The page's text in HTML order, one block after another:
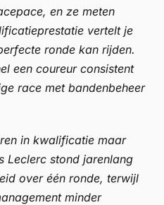
en ze meten
vertelt je
ronde kan rijden.
een coureur consistent
race met bandenbeheer
in kwalificatie maar
Leclerc stond jarenlang
over één ronde, terwijl
minder